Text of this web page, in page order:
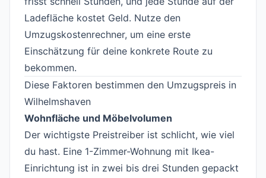
Ladefläche kostet Geld. Nutze den
Umzugskostenrechner, um eine erste
Einschätzung für deine konkrete Route zu
bekommen.
Diese Faktoren bestimmen den Umzugspreis in
Wilhelmshaven
Wohnfläche und Möbelvolumen
Der wichtigste Preistreiber ist schlicht, wie viel
du hast. Eine 1-Zimmer-Wohnung mit Ikea-
Einrichtung ist in zwei bis drei Stunden gepackt